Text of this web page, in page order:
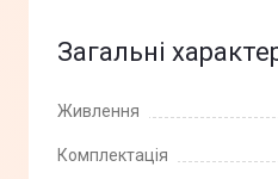
Загальні
Живлення
Комплектація